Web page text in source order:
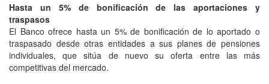
Hasta un 5% de bonificación de las aportaciones y
traspasos
El Banco ofrece hasta un 5% de bonificación de lo aportado o
traspasado desde otras entidades a sus planes de pensiones
individuales, que sitúa de nuevo su oferta entre las más
competitivas del mercado.